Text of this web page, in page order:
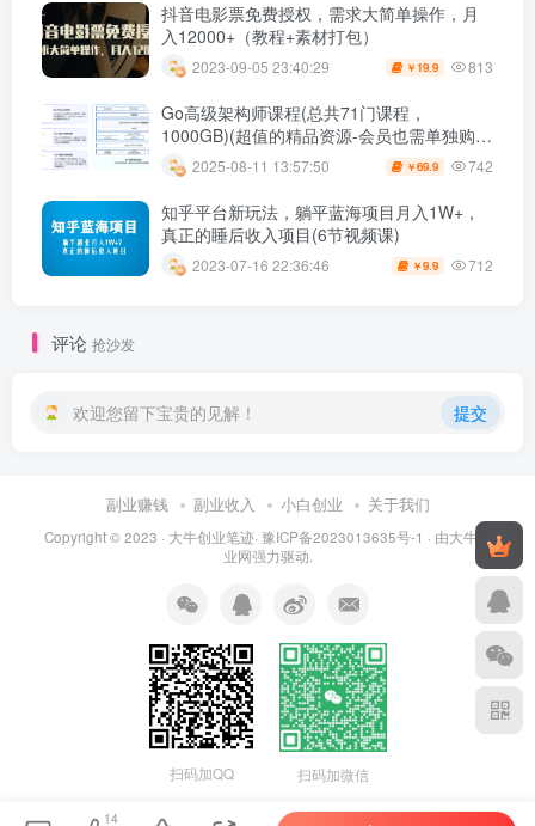
抖音电影票免费授权，需求大简单操作，月
入12000+（教程+素材打包）
2023-09-05 23:40:29 ￥ 19.9 813
Go高级架构师课程(总共71门课程，
1000GB)(超值的精品资源-会员也需单独购买
哦)
2025-08-11 13:57:50 ￥69.9 742
知乎平台新玩法，躺平蓝海项目月入1W+，
真正的睡后收入项目(6节视频课)
2023-07-16 22:36:46 ￥9.9 712
评论 抢沙发
欢迎您留下宝贵的见解！ 提交
副业赚钱 副业收入 小白创业 关于我们
Copyright © 2023 · 大牛创业笔迹· 豫ICP备2023013635号-1 · 由大牛创
业网强力驱动.
扫码加QQ 扫码加微信
14